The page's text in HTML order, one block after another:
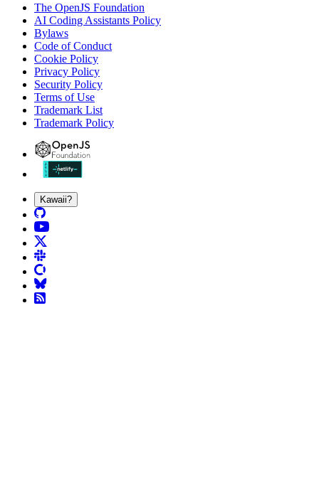
The OpenJS Foundation
AI Coding Assistants Policy
Bylaws
Code of Conduct
Cookie Policy
Privacy Policy
Security Policy
Terms of Use
Trademark List
Trademark Policy
Kawaii?